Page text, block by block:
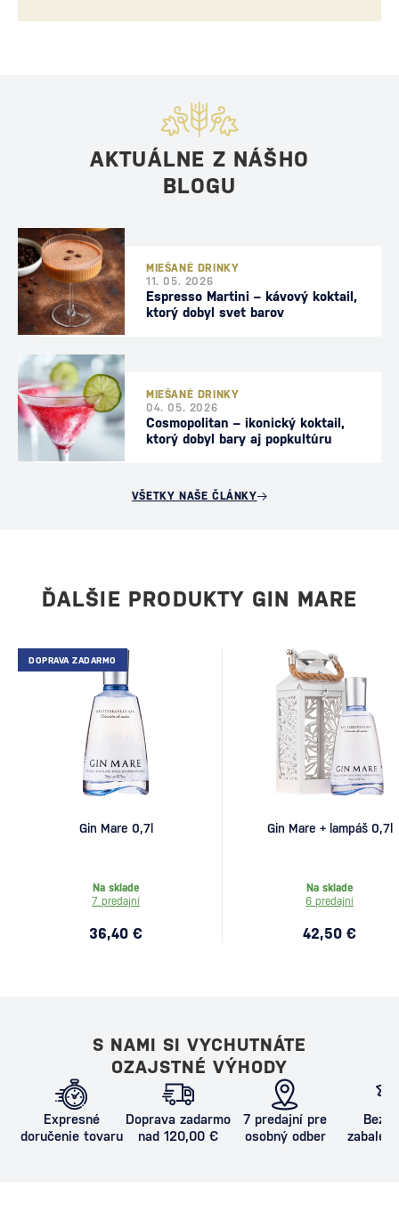
AKTUÁLNE Z NÁŠHO
BLOGU
MIEŠANÉ DRINKY
11. 05. 2026
Espresso Martini – kávový koktail,
ktorý dobyl svet barov
MIEŠANÉ DRINKY
04. 05. 2026
Cosmopolitan – ikonický koktail,
ktorý dobyl bary aj popkultúru
VŠETKY NAŠE ČLÁNKY
ĎALŠIE PRODUKTY GIN MARE
DOPRAVA ZADARMO
Gin Mare 0,7l
Na sklade
7 predajní
36,40 €
Gin Mare + lampáš 0,7l
Na sklade
6 predajní
42,50 €
S NAMI SI VYCHUTNÁTE
OZAJSTNÉ VÝHODY
Expresné
doručenie tovaru
Doprava zadarmo
nad 120,00 €
7 predajní pre
osobný odber